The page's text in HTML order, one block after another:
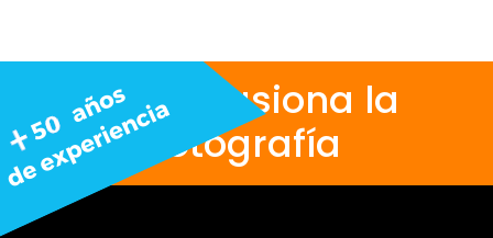
Nos apasiona la
fotografía